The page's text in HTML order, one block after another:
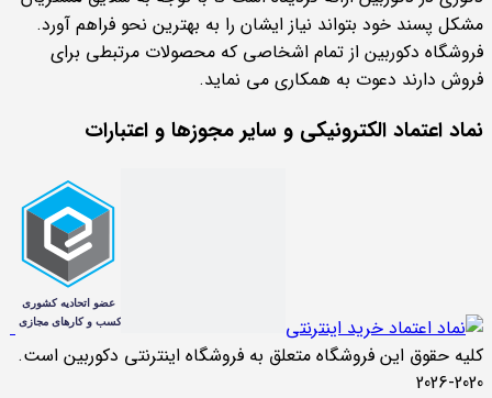
مشکل پسند خود بتواند نیاز ایشان را به بهترین نحو فراهم آورد.
فروشگاه دکوربین از تمام اشخاصی که محصولات مرتبطی برای
فروش دارند دعوت به همکاری می نماید.
نماد اعتماد الکترونیکی و سایر مجوزها و اعتبارات
کلیه حقوق این فروشگاه متعلق به فروشگاه اینترنتی دکوربین است.
2020-2026